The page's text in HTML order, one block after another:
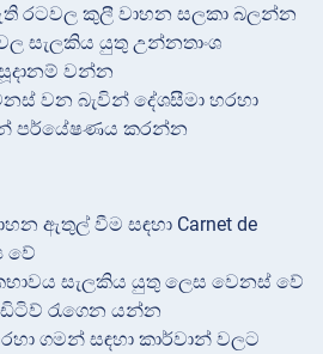
රටවල කුලී වාහන සලකා බලන්න
සැලකිය යුතු උන්නතාංශ
වන්න
වන බැවින් දේශසීමා හරහා
පර්යේෂණය කරන්න
ඇතුල් වීම සඳහා Carnet de
වේ
සැලකිය යුතු ලෙස වෙනස් වේ
රැගෙන යන්න
ගමන් සඳහා කාර්වාන් වලට